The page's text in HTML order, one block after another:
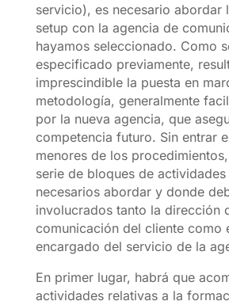
servicio), es necesario abordar
setup con la agencia de
hayamos seleccionado. Como
especificado previamente,
imprescindible la puesta en
metodología, generalmente
por la nueva agencia, que
competencia futuro. Sin entrar
menores de los
serie de bloques de actividades
necesarios abordar y donde
involucrados tanto la dirección
comunicación del cliente como
encargado del servicio de la
En primer lugar, habrá que
actividades relativas a la